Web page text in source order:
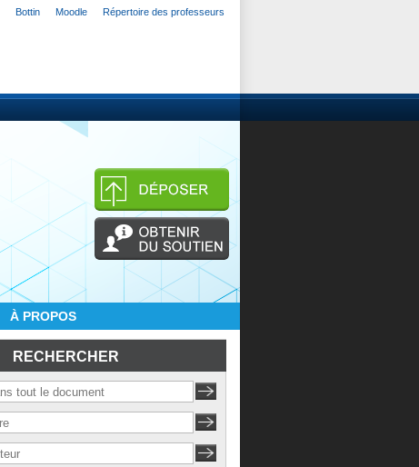
Bottin Moodle Répertoire des professeurs
À PROPOS
RECHERCHER